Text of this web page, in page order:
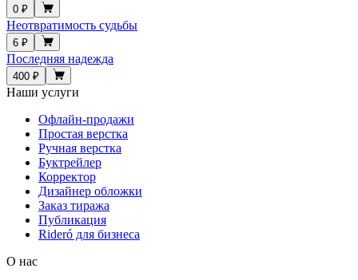
0 ₽
Неотвратимость судьбы
6 ₽
Последняя надежда
400 ₽
Наши услуги
Офлайн-продажи
Простая верстка
Ручная верстка
Буктрейлер
Корректор
Дизайнер обложки
Заказ тиража
Публикация
Rideró для бизнеса
О нас